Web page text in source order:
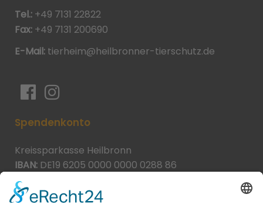
Tel.: +49 7131 22822
Fax: +49 7131 200690
E-Mail: tierheim@heilbronner-tierschutz.de
Spendenkonto
Kreissparkasse Heilbronn
IBAN: DE19 6205 0000 0000 0288 86
BIC: